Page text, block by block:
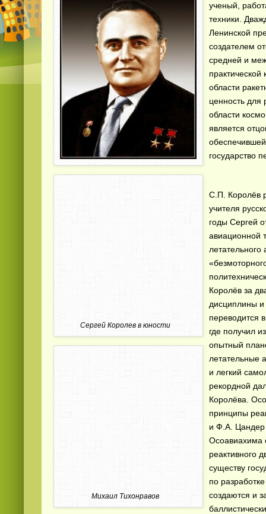
Сергей Королев в юности
Михаил Тихонравов
ученый,
техники.
Ленинской
создателем
средней и
практической
области
ценность для
области
является
государство
С.П. Королёв
учителя
годы Сергей
авиационной
Королёв за
дисциплины
переводится
где получил
опытный
летательные
и легкий
рекордной
Королёва.
принципы
и Ф.А. Цандер
Осоавиахима
реактивного
существу
по
создаются и